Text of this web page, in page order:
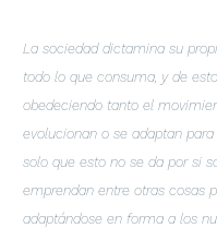
La sociedad dictamina su
todo lo que consuma, y de
obedeciendo tanto el
evolucionan o se adaptan
solo que esto no se da por si
emprendan entre otras cosas
adaptándose en forma a los